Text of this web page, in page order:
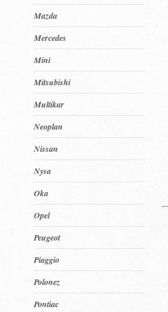
Mazda
Mercedes
Mini
Mitsubishi
Multikar
Neoplan
Nissan
Nysa
Oka
Opel
Peugeot
Piaggio
Polonez
Pontiac